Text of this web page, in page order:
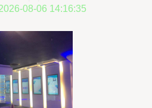
目标达成
08-06 14:16:35